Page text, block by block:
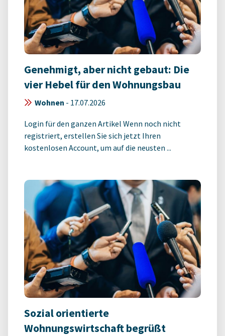
Genehmigt, aber nicht gebaut: Die
vier Hebel für den Wohnungsbau
Wohnen - 17.07.2026
Login für den ganzen Artikel Wenn noch nicht
registriert, erstellen Sie sich jetzt Ihren
kostenlosen Account, um auf die neusten ...
Sozial orientierte
Wohnungswirtschaft begrüßt